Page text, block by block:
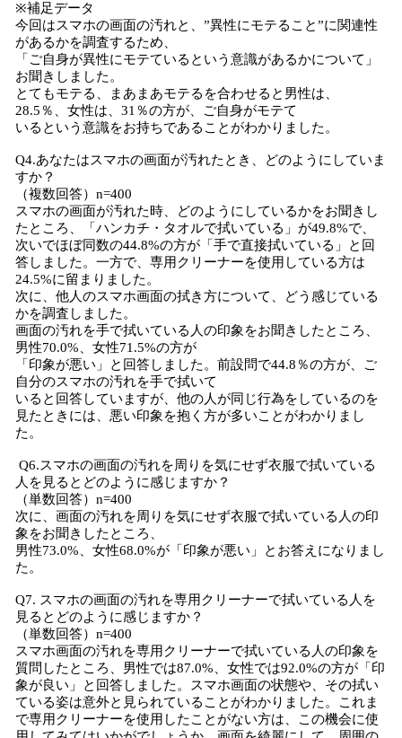
※補足データ
今回はスマホの画面の汚れと、”異性にモテること”に関連性
があるかを調査するため、
「ご自身が異性にモテているという意識があるかについて」
お聞きしました。
とてもモテる、まあまあモテるを合わせると男性は、
28.5％、女性は、31％の方が、ご自身がモテて
いるという意識をお持ちであることがわかりました。
Q4.あなたはスマホの画面が汚れたとき、どのようにしていま
すか？
（複数回答）n=400
スマホの画面が汚れた時、どのようにしているかをお聞きし
たところ、「ハンカチ・タオルで拭いている」が49.8%で、
次いでほぼ同数の44.8%の方が「手で直接拭いている」と回
答しました。一方で、専用クリーナーを使用している方は
24.5%に留まりました。
次に、他人のスマホ画面の拭き方について、どう感じている
かを調査しました。
画面の汚れを手で拭いている人の印象をお聞きしたところ、
男性70.0%、女性71.5%の方が
「印象が悪い」と回答しました。前設問で44.8％の方が、ご
自分のスマホの汚れを手で拭いて
いると回答していますが、他の人が同じ行為をしているのを
見たときには、悪い印象を抱く方が多いことがわかりまし
た。
Q6.スマホの画面の汚れを周りを気にせず衣服で拭いている
人を見るとどのように感じますか？
（単数回答）n=400
次に、画面の汚れを周りを気にせず衣服で拭いている人の印
象をお聞きしたところ、
男性73.0%、女性68.0%が「印象が悪い」とお答えになりまし
た。
Q7. スマホの画面の汚れを専用クリーナーで拭いている人を
見るとどのように感じますか？
（単数回答）n=400
スマホ画面の汚れを専用クリーナーで拭いている人の印象を
質問したところ、男性では87.0%、女性では92.0%の方が「印
象が良い」と回答しました。スマホ画面の状態や、その拭い
ている姿は意外と見られていることがわかりました。これま
で専用クリーナーを使用したことがない方は、この機会に使